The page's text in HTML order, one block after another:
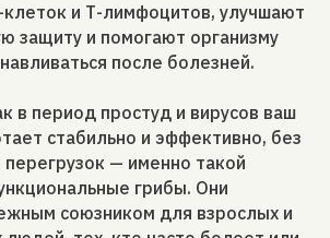
клеток и Т-лимфоцитов, улучшают
защиту и помогают организму
после болезней.
в период простуд и вирусов ваш
стабильно и эффективно, без
перегрузок — именно такой
грибы. Они
союзником для взрослых и